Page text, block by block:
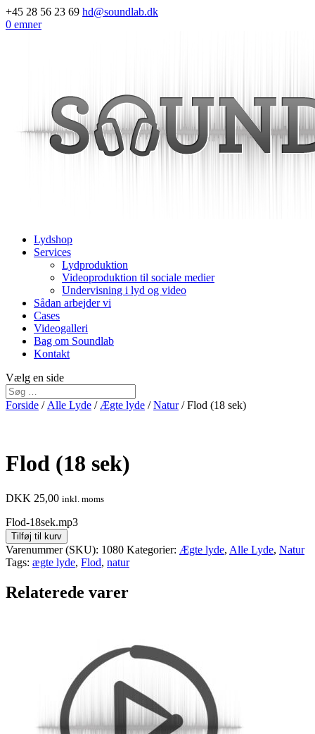
+45 28 56 23 69 hd@soundlab.dk
0 emner
Lydshop
Services
Lydproduktion
Videoproduktion til sociale medier
Undervisning i lyd og video
Sådan arbejder vi
Cases
Videogalleri
Bag om Soundlab
Kontakt
Vælg en side
Forside / Alle Lyde / Ægte lyde /Natur/ Flod (18 sek)
Flod (18 sek)
DKK 25,00 inkl. moms
Flod-18sek.mp3
Tilføj til kurv
Varenummer (SKU): 1080 Kategorier: Ægte lyde, Alle Lyde, Natur
Tags: ægte lyde, Flod, natur
Relaterede varer